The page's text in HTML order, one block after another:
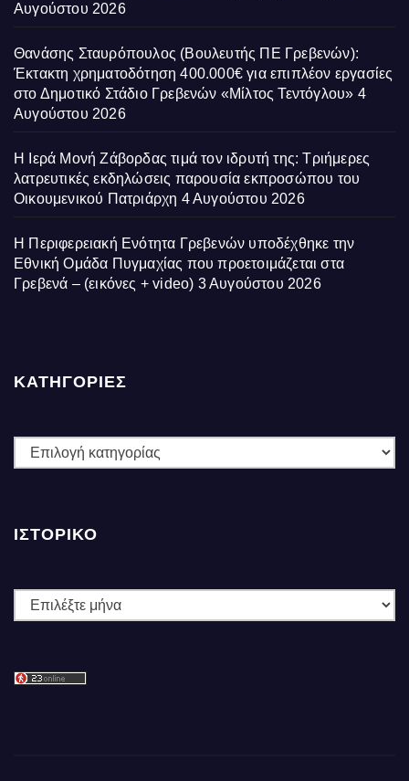
Αυγούστου 2026
Θανάσης Σταυρόπουλος (Βουλευτής ΠΕ Γρεβενών):
Έκτακτη χρηματοδότηση 400.000€ για επιπλέον εργασίες
στο Δημοτικό Στάδιο Γρεβενών «Μίλτος Τεντόγλου» 4
Αυγούστου 2026
Η Ιερά Μονή Ζάβορδας τιμά τον ιδρυτή της: Τριήμερες
λατρευτικές εκδηλώσεις παρουσία εκπροσώπου του
Οικουμενικού Πατριάρχη 4 Αυγούστου 2026
Η Περιφερειακή Ενότητα Γρεβενών υποδέχθηκε την
Εθνική Ομάδα Πυγμαχίας που προετοιμάζεται στα
Γρεβενά – (εικόνες + video) 3 Αυγούστου 2026
ΚΑΤΗΓΟΡΙΕΣ
ΚΑΤΗΓΟΡΙΕΣ
ΙΣΤΟΡΙΚΌ
Ιστορικό